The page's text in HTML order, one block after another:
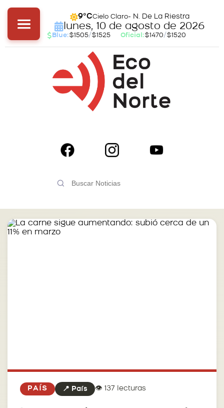
9°CCielo Claro- N. De La Riestra
lunes, 10 de agosto de 2026
Blue:$1505/$1525 Oficial:$1470/$1520
PAÍS 📍 País 👁️ 137 lecturas